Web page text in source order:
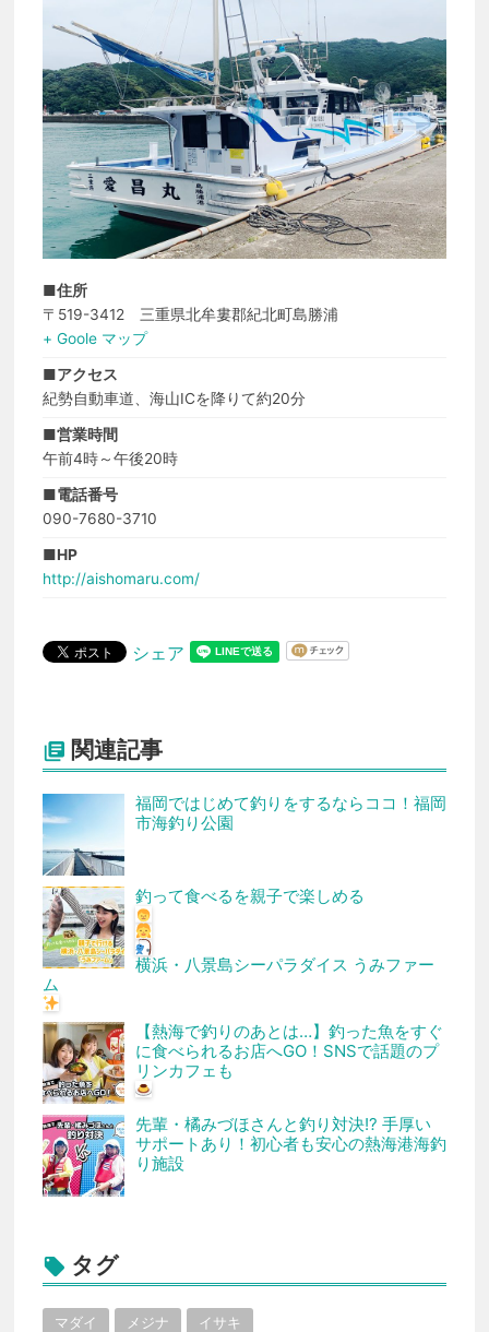
■住所
〒519-3412 三重県北牟婁郡紀北町島勝浦
+ Goole マップ
■アクセス
紀勢自動車道、海山ICを降りて約20分
■営業時間
午前4時～午後20時
■電話番号
090-7680-3710
■HP
http://aishomaru.com/
シェア
 関連記事
福岡ではじめて釣りをするならココ！福岡
市海釣り公園
釣って食べるを親子で楽しめる
横浜・八景島シーパラダイス うみファー
ム
【熱海で釣りのあとは…】釣った魚をすぐ
に食べられるお店へGO！SNSで話題のプ
リンカフェも
先輩・橘みづほさんと釣り対決!? 手厚い
サポートあり！初心者も安心の熱海港海釣
り施設
 タグ
マダイ メジナ イサキ